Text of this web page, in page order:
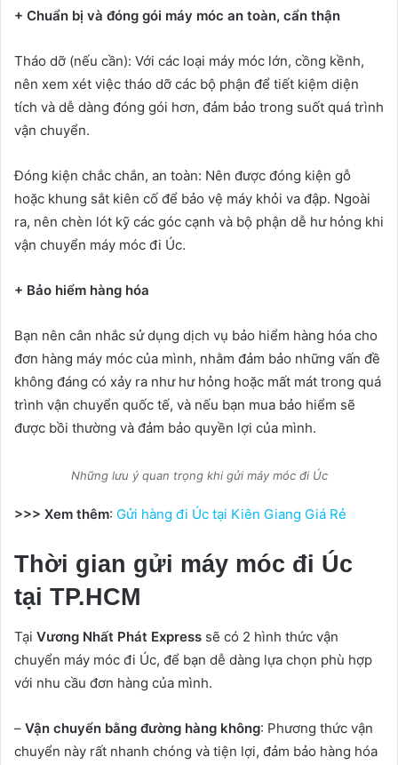
+ Chuẩn bị và đóng gói máy móc an toàn, cẩn thận
Tháo dỡ (nếu cần): Với các loại máy móc lớn, cồng kềnh,
nên xem xét việc tháo dỡ các bộ phận để tiết kiệm diện
tích và dễ dàng đóng gói hơn, đảm bảo trong suốt quá trình
vận chuyển.
Đóng kiện chắc chắn, an toàn: Nên được đóng kiện gỗ
hoặc khung sắt kiên cố để bảo vệ máy khỏi va đập. Ngoài
ra, nên chèn lót kỹ các góc cạnh và bộ phận dễ hư hỏng khi
vận chuyển máy móc đi Úc.
+ Bảo hiểm hàng hóa
Bạn nên cân nhắc sử dụng dịch vụ bảo hiểm hàng hóa cho
đơn hàng máy móc của mình, nhằm đảm bảo những vấn đề
không đáng có xảy ra như hư hỏng hoặc mất mát trong quá
trình vận chuyển quốc tế, và nếu bạn mua bảo hiểm sẽ
được bồi thường và đảm bảo quyền lợi của mình.
Những lưu ý quan trọng khi gửi máy móc đi Úc
>>> Xem thêm: Gửi hàng đi Úc tại Kiên Giang Giá Rẻ
Thời gian gửi máy móc đi Úc
tại TP.HCM
Tại Vương Nhất Phát Express sẽ có 2 hình thức vận
chuyển máy móc đi Úc, để bạn dễ dàng lựa chọn phù hợp
với nhu cầu đơn hàng của mình.
– Vận chuyển bằng đường hàng không: Phương thức vận
chuyển này rất nhanh chóng và tiện lợi, đảm bảo hàng hóa